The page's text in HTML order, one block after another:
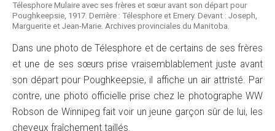
Télesphore Mulaire avec ses frères et sœur avant son départ pour
Poughkeepsie, 1917. Derrière : Télesphore et Emery. Devant : Joseph,
Marguerite et Jean-Marie. Archives provinciales du Manitoba.
Dans une photo de Télesphore et de certains de ses frères
et une de ses sœurs prise vraisemblablement juste avant
son départ pour Poughkeepsie, il affiche un air attristé. Par
contre, une photo officielle prise chez le photographe WW
Robson de Winnipeg fait voir un jeune garçon sûr de lui, les
cheveux fraîchement taillés.